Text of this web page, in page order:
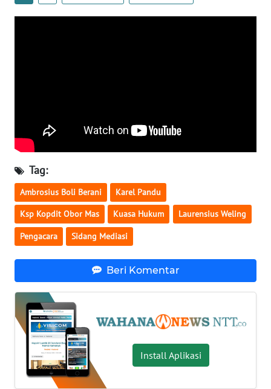
Tag:
Ambrosius Boli Berani Karel Pandu
Ksp Kopdit Obor Mas Kuasa Hukum Laurensius Weling
Pengacara Sidang Mediasi
Beri Komentar
Install Aplikasi
WN
WN
JATENG
WN
NUSANTARA
WN
WN
BALI
WN